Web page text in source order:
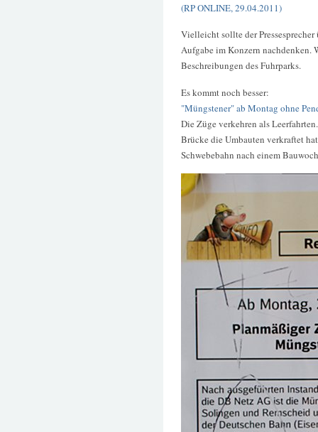
(RP ONLINE, 29.04.2011)
Vielleicht sollte der
Aufgabe im Konzern nachdenken.
Beschreibungen des Fuhrparks.
Es kommt noch besser:
"Müngstener" ab Montag ohne
Die Züge verkehren als
Brücke die Umbauten verkraftet
Schwebebahn nach einem